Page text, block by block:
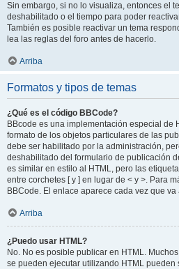
Sin embargo, si no lo visualiza, entonces el
deshabilitado o el tiempo para poder
También es posible reactivar un tema
lea las reglas del foro antes de hacerlo.
Arriba
Formatos y tipos de temas
¿Qué es el código BBCode?
BBcode es una implementación especial de
formato de los objetos particulares de las
debe ser habilitado por la administración,
deshabilitado del formulario de publicación
es similar en estilo al HTML, pero las
entre corchetes [ y ] en lugar de < y >. Para
BBCode. El enlace aparece cada vez que
Arriba
¿Puedo usar HTML?
No. No es posible publicar en HTML.
se pueden ejecutar utilizando HTML